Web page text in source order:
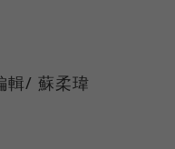
輯/ 蘇柔瑋